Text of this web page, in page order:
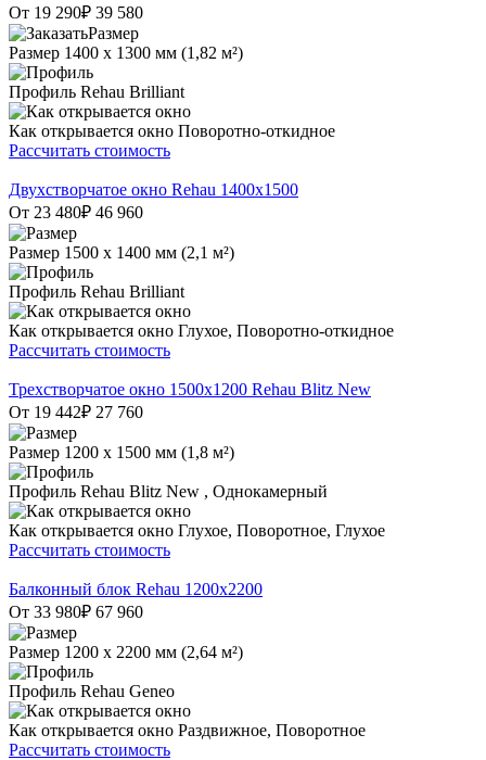
От 19 290₽ 39 580
Размер 1400 х 1300 мм (1,82 м²)
Профиль Rehau Brilliant
Как открывается окно Поворотно-откидное
Рассчитать стоимость
Двухстворчатое окно Rehau 1400x1500
От 23 480₽ 46 960
Размер 1500 х 1400 мм (2,1 м²)
Профиль Rehau Brilliant
Как открывается окно Глухое, Поворотно-откидное
Рассчитать стоимость
Трехстворчатое окно 1500х1200 Rehau Blitz New
От 19 442₽ 27 760
Размер 1200 х 1500 мм (1,8 м²)
Профиль Rehau Blitz New , Однокамерный
Как открывается окно Глухое, Поворотное, Глухое
Рассчитать стоимость
Балконный блок Rehau 1200х2200
От 33 980₽ 67 960
Размер 1200 х 2200 мм (2,64 м²)
Профиль Rehau Geneo
Как открывается окно Раздвижное, Поворотное
Рассчитать стоимость